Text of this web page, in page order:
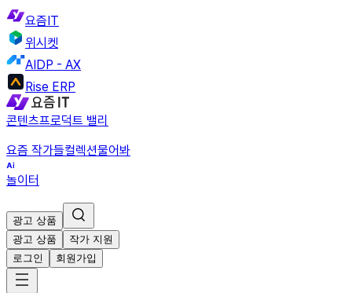
요즘IT
위시켓
AIDP - AX
Rise ERP
콘텐츠프로덕트 밸리
요즘 작가들컬렉션물어봐
놀이터
광고 상품
광고 상품
작가 지원
로그인
회원가입